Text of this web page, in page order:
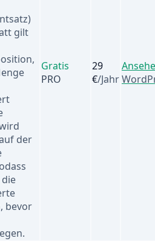
gilt
der
bevor
Gratis
PRO
29
€/Jahr